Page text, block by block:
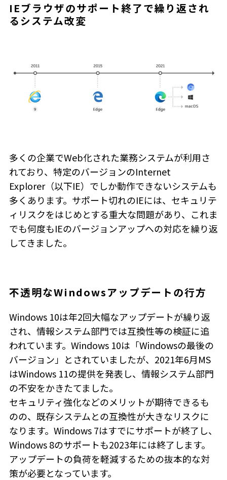
IEブラウザのサポート終了で繰り返され
るシステム改変
多くの企業でWeb化された業務システムが利用さ
れており、特定のバージョンのInternet
Explorer（以下IE）でしか動作できないシステムも
多くあります。サポート切れのIEには、セキュリテ
ィリスクをはじめとする重大な問題があり、これま
でも何度もIEのバージョンアップへの対応を繰り返
してきました。
不透明なWindowsアップデートの行方
Windows 10は年2回大幅なアップデートが繰り返
され、情報システム部門では互換性等の検証に追
われています。Windows 10は「Windowsの最後の
バージョン」とされていましたが、2021年6月MS
はWindows 11の提供を発表し、情報システム部門
の不安をかきたてました。
セキュリティ強化などのメリットが期待できるも
のの、既存システムとの互換性が大きなリスクに
なります。Windows 7はすでにサポートが終了し、
Windows 8のサポートも2023年には終了します。
アップデートの負荷を軽減するための抜本的な対
策が必要となっています。